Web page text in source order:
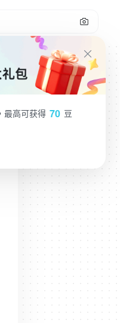
最高可获得 70 豆